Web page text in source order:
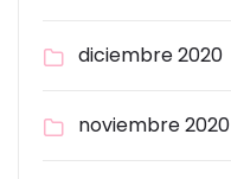
diciembre 2020
noviembre 2020